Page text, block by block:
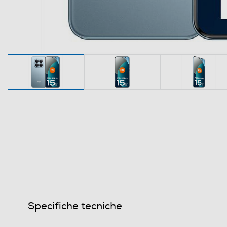
Specifiche tecniche